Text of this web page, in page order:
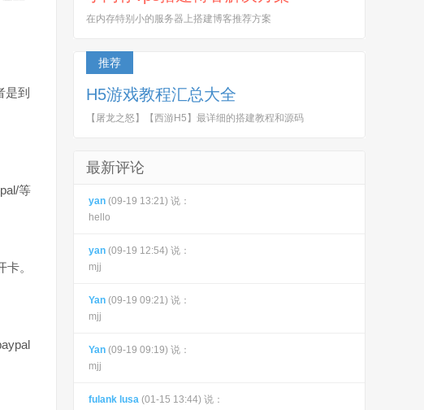
是到
等
。
在内存特别小的服务器上搭建博客推荐方案
推荐
H5游戏教程汇总大全
【屠龙之怒】【西游H5】最详细的搭建教程和源码
最新评论
yan (09-19 13:21) 说：
hello
yan (09-19 12:54) 说：
mjj
Yan (09-19 09:21) 说：
mjj
Yan (09-19 09:19) 说：
mjj
fulank lusa (01-15 13:44) 说：